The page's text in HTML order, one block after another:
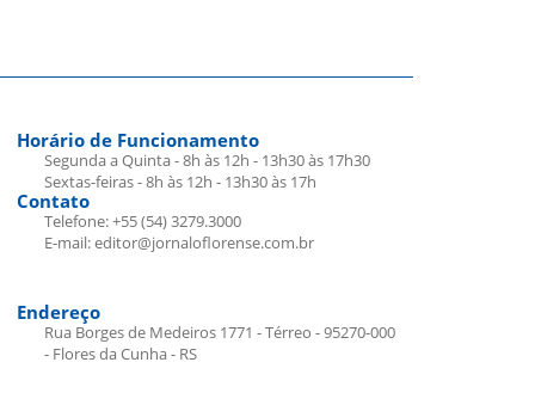
Horário de Funcionamento
Segunda a Quinta - 8h às 12h - 13h30 às 17h30
Sextas-feiras - 8h às 12h - 13h30 às 17h
Contato
Telefone: +55 (54) 3279.3000
E-mail: editor@jornaloflorense.com.br
Endereço
Rua Borges de Medeiros 1771 - Térreo - 95270-000
- Flores da Cunha - RS